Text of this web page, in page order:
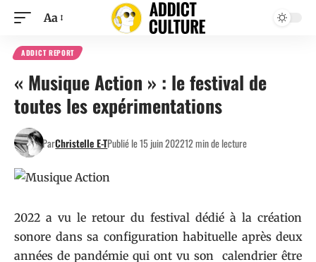
Aa
ADDICT REPORT
« Musique Action » : le festival de
toutes les expérimentations
ParChristelle E-TPublié le 15 juin 202212 min de lecture
2022 a vu le retour du festival dédié à la création
sonore dans sa configuration habituelle après deux
années de pandémie qui ont vu son calendrier être